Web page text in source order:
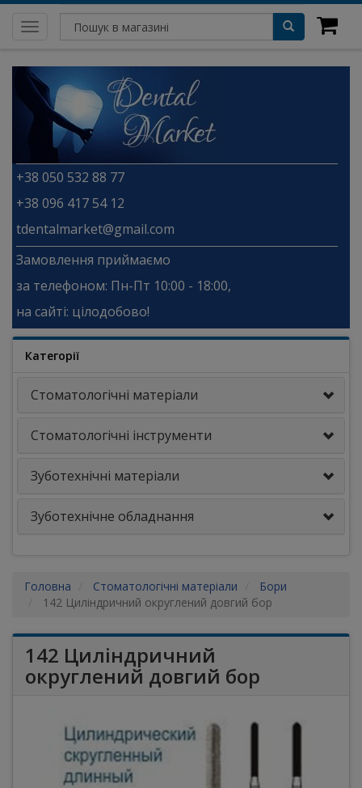
Toggle
navigation
+38 050 532 88 77
+38 096 417 54 12
tdentalmarket@gmail.com
Замовлення приймаємо
за телефоном: Пн-Пт 10:00 - 18:00,
на сайті: цілодобово!
Категорії
Стоматологічні матеріали
Стоматологічні інструменти
Зуботехнічні матеріали
Зуботехнічне обладнання
Головна Стоматологічні матеріали
Бори
142 Циліндричний округлений довгий бор
142 Циліндричний
округлений довгий бор